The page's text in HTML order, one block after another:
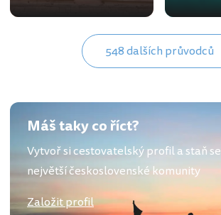
548 dalších průvodců
Máš taky co říct?
Vytvoř si cestovatelský profil a staň
největší československé komunity
Založit profil